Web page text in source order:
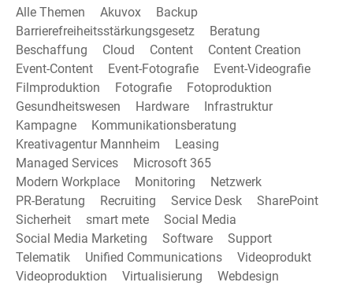
Alle Themen Akuvox
Backup
Barrierefreiheitsstärkungsgesetz
Beratung
Beschaffung
Cloud Content
Content Creation
Event-Content
Event-Fotografie
Event-Videografie
Filmproduktion
Fotografie
Fotoproduktion
Gesundheitswesen
Hardware
Infrastruktur
Kampagne
Kommunikationsberatung
Kreativagentur Mannheim
Leasing
Managed Services
Microsoft 365
Modern Workplace
Monitoring
Netzwerk
PR-Beratung
Recruiting Service Desk
SharePoint
Sicherheit
smart mete
Social Media
Social Media Marketing
Software
Support
Telematik
Unified Communications
Videoprodukt
Videoproduktion
Virtualisierung
Webdesign